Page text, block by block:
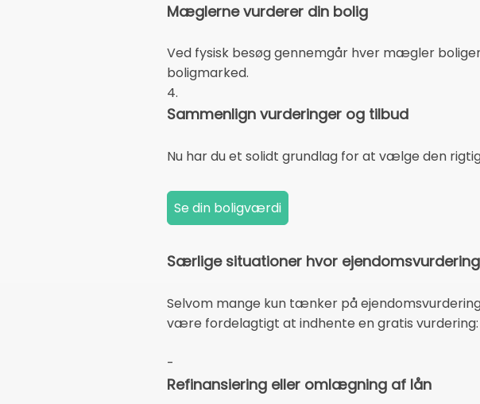
Mæglerne vurderer din bolig
Ved fysisk besøg gennemgår hver mægler
boligmarked.
4.
Sammenlign vurderinger og tilbud
Nu har du et solidt grundlag for at vælge den
Særlige situationer hvor
Selvom mange kun tænker på
være fordelagtigt at indhente en gratis vurdering:
-
Refinansiering eller omlægning af lån